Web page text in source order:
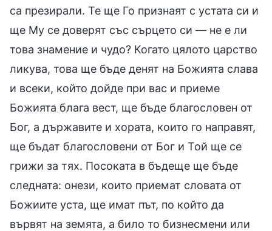
са презирали. Те ще Го признаят с устата си и
ще Му се доверят със сърцето си — не е ли
това знамение и чудо? Когато цялото царство
ликува, това ще бъде денят на Божията слава
и всеки, който дойде при вас и приеме
Божията блага вест, ще бъде благословен от
Бог, а държавите и хората, които го направят,
ще бъдат благословени от Бог и Той ще се
грижи за тях. Посоката в бъдеще ще бъде
следната: онези, които приемат словата от
Божиите уста, ще имат път, по който да
вървят на земята, а било то бизнесмени или